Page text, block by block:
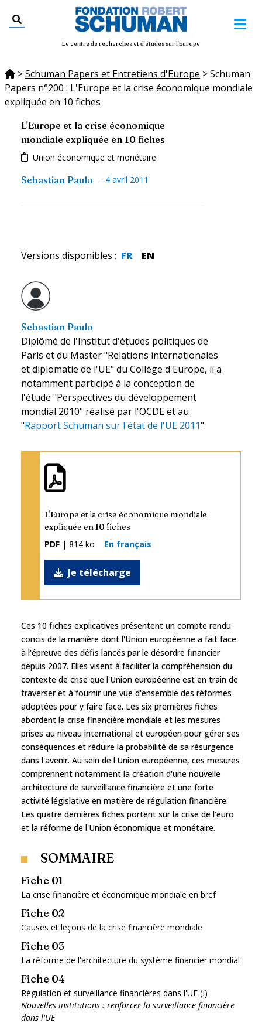
Le centre de recherches et d'études sur l'Europe
>Schuman Papers et Entretiens d'Europe >Schuman
Papers n°200 : L'Europe et la crise économique mondiale
expliquée en 10 fiches
L'Europe et la crise économique
mondiale expliquée en 10 fiches
Union économique et monétaire
Sebastian Paulo - 4 avril 2011
Versions disponibles : FR EN
Sebastian Paulo
Diplômé de l'Institut d'études politiques de
Paris et du Master "Relations internationales
et diplomatie de l'UE" du Collège d'Europe, il a
notamment participé à la conception de
l'étude "Perspectives du développement
mondial 2010" réalisé par l'OCDE et au
"Rapport Schuman sur l'état de l'UE 2011".
L'Europe et la crise économique mondiale
expliquée en 10 fiches
PDF | 814 ko En français
Je télécharge
Ces 10 fiches explicatives présentent un compte rendu
concis de la manière dont l'Union européenne a fait face
à l'épreuve des défis lancés par le désordre financier
depuis 2007. Elles visent à faciliter la compréhension du
contexte de crise que l'Union européenne est en train de
traverser et à fournir une vue d'ensemble des réformes
adoptées pour y faire face. Les six premières fiches
abordent la crise financière mondiale et les mesures
prises au niveau international et européen pour gérer ses
conséquences et réduire la probabilité de sa résurgence
dans l'avenir. Au sein de l'Union européenne, ces mesures
comprennent notamment la création d'une nouvelle
architecture de surveillance financière et une forte
activité législative en matière de régulation financière.
Les quatre dernières fiches portent sur la crise de l'euro
et la réforme de l'Union économique et monétaire.
SOMMAIRE
Fiche 01
La crise financière et économique mondiale en bref
Fiche 02
Causes et leçons de la crise financière mondiale
Fiche 03
La réforme de l'architecture du système financier mondial
Fiche 04
Régulation et surveillance financières dans l'UE (I)
Nouvelles institutions : renforcer la surveillance financière
dans l'UE